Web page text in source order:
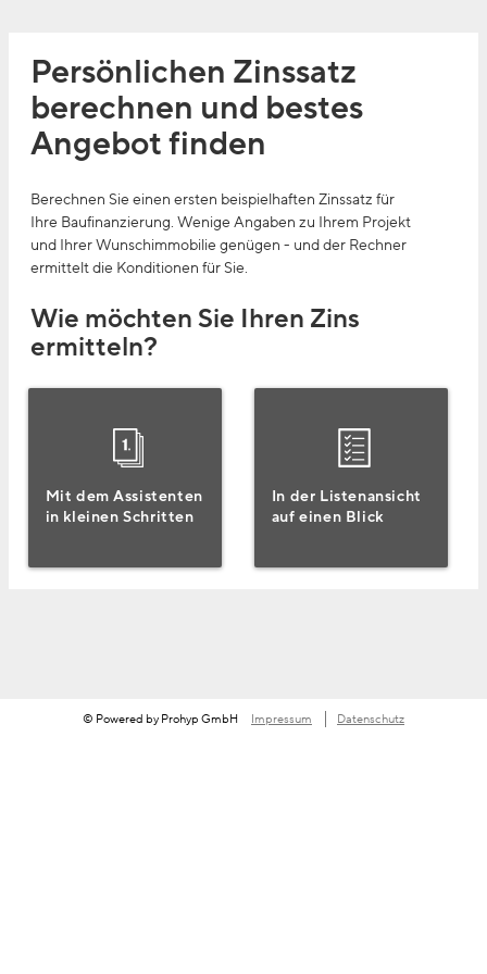
Persönlichen Zinssatz
berechnen und bestes
Angebot finden
Berechnen Sie einen ersten beispielhaften Zinssatz für
Ihre Baufinanzierung. Wenige Angaben zu Ihrem Projekt
und Ihrer Wunschimmobilie genügen - und der Rechner
ermittelt die Konditionen für Sie.
Wie möchten Sie Ihren Zins
ermitteln?
Mit dem Assistenten
in kleinen Schritten
In der Listen­ansicht
auf einen Blick
© Powered by Prohyp GmbH Impressum Datenschutz